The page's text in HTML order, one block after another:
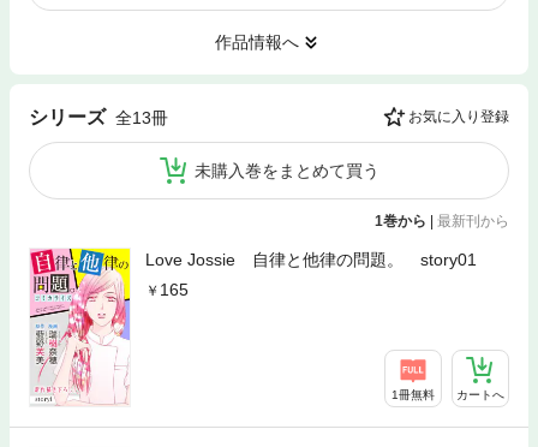
作品情報へ
シリーズ 全13冊 お気に入り登録
未購入巻をまとめて買う
1巻から 最新刊から
Love Jossie 自律と他律の問題。 story01
165
1冊無料 カートへ